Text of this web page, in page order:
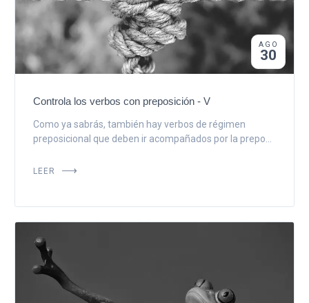
AGO
30
Controla los verbos con preposición - V
Como ya sabrás, también hay verbos de régimen
preposicional que deben ir acompañados por la prepo...
LEER